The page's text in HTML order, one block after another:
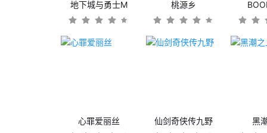
地下城与勇士M 桃源乡
心罪爱丽丝 仙剑奇侠传九野 黑